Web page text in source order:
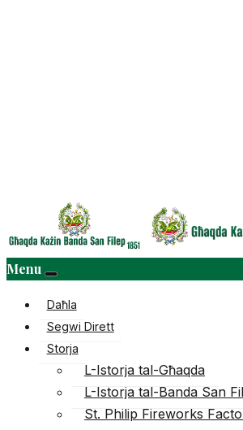
Menu
Daħla
Segwi Dirett
Storja
L-Istorja tal-Għaqda
L-Istorja tal-Banda San
St. Philip Fireworks